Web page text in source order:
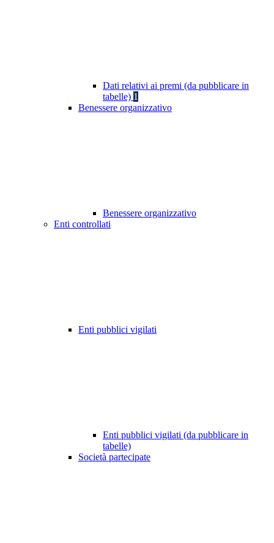
Dati relativi ai premi (da pubblicare in
tabelle) 1
Benessere organizzativo
Benessere organizzativo
Enti controllati
Enti pubblici vigilati
Enti pubblici vigilati (da pubblicare in
tabelle)
Società partecipate